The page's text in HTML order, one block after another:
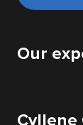
Our
Cloud
Cyllene